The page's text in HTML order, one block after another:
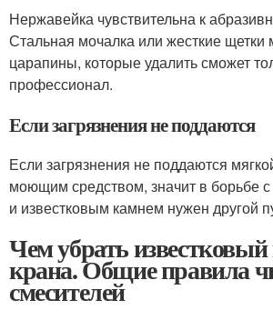
Нержавейка чувствительна к
Стальная мочалка или жесткие щетки
царапины, которые удалить сможет
профессионал.
Если загрязнения не поддаются
Если загрязнения не поддаются
моющим средством, значит в борьбе
и известковым камнем нужен другой
Чем убрать известковый
крана. Общие правила
смесителей